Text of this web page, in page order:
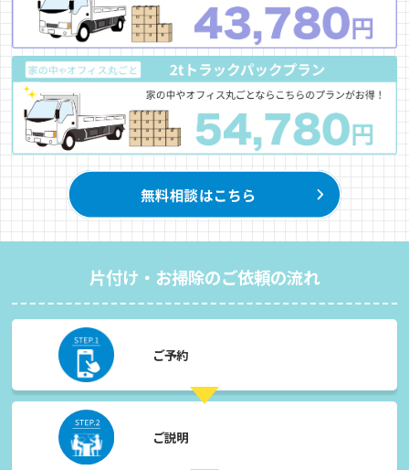
片付け・お掃除のご依頼の流れ
ご予約
ご説明